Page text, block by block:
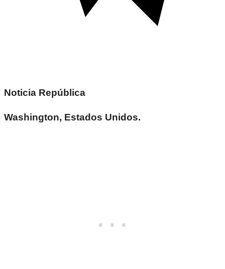
Noticia República
Washington, Estados Unidos.